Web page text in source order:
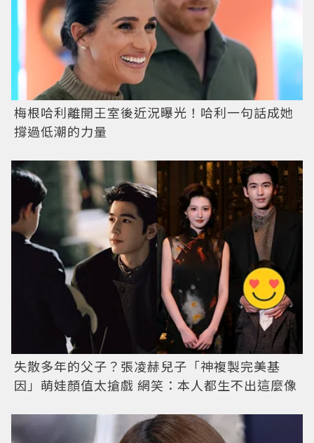
梅根哈利離開王室後近況曝光！哈利一句話成她
撐過低潮的力量
失散多年的父子？張凌赫兒子「神複製完美基
因」萌娃顏值太搶戲 網笑：本人都生不出這麼像